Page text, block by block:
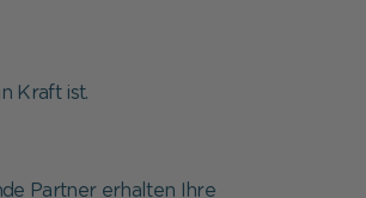
Kraft ist.
Partner erhalten Ihre